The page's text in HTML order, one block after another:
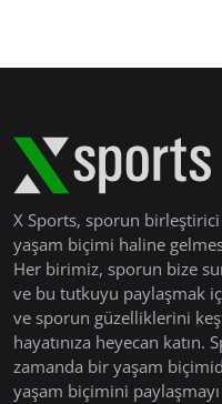
X Sports, sporun
yaşam biçimi haline
Her birimiz, sporun bize
ve bu tutkuyu paylaşmak
ve sporun güzelliklerini
hayatınıza heyecan katın.
zamanda bir yaşam
yaşam biçimini